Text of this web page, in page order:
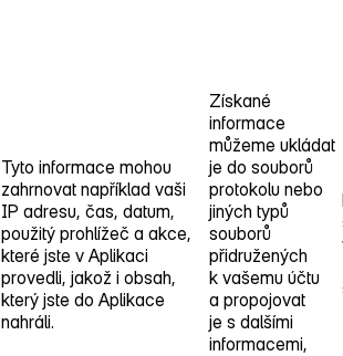
Tyto informace mohou
zahrnovat například vaši
IP adresu, čas, datum,
použitý prohlížeč a akce,
které jste v Aplikaci
provedli, jakož i obsah,
který jste do Aplikace
nahráli.
Získané
informace
můžeme ukládat
je do souborů
protokolu nebo
jiných typů
souborů
přidružených
k vašemu účtu
a propojovat
je s dalšími
informacemi,